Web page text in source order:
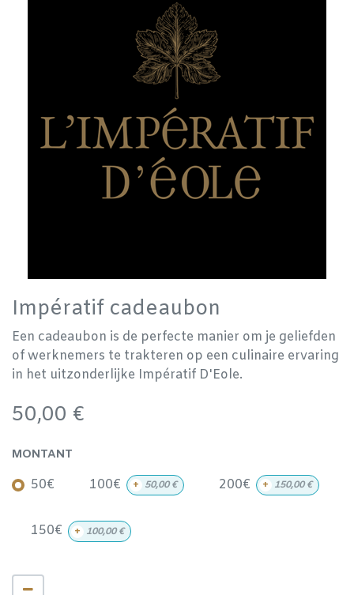
Impératif cadeaubon
Een cadeaubon is de perfecte manier om je geliefden
of werknemers te trakteren op een culinaire ervaring
in het uitzonderlijke Impératif D'Eole.
50,00 €
MONTANT
50€ 100€ + 50,00€ 200€ + 150,00€
150€ + 100,00€